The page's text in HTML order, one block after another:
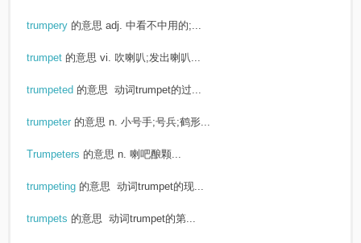
trumpery 的意思 adj. 中看不中用的;...
trumpet 的意思 vi. 吹喇叭;发出喇叭...
trumpeted 的意思 动词trumpet的过...
trumpeter 的意思 n. 小号手;号兵;鹤形...
Trumpeters 的意思 n. 喇吧酿颗...
trumpeting 的意思 动词trumpet的现...
trumpets 的意思 动词trumpet的第...